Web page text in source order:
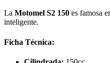
La Motomel S2 150 es famosa
inteligente.
Ficha Técnica: